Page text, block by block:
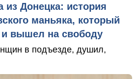
из Донецка: история
маньяка, который
и вышел на свободу
в подъезде, душил,